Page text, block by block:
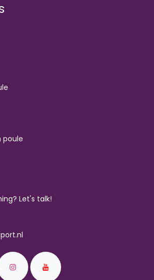
poule
Let's talk!